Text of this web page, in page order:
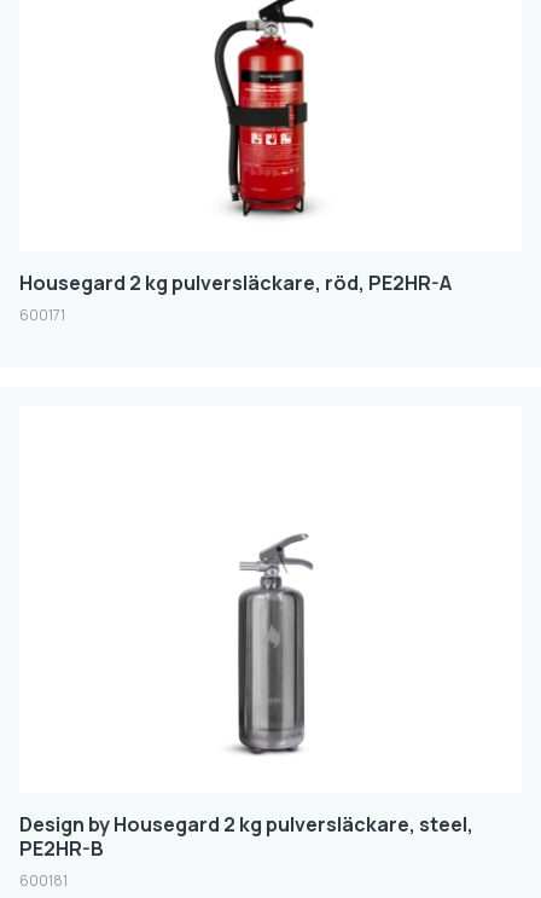
Housegard 2 kg pulversläckare, röd, PE2HR-A
600171
Design by Housegard 2 kg pulversläckare, steel,
PE2HR-B
600181